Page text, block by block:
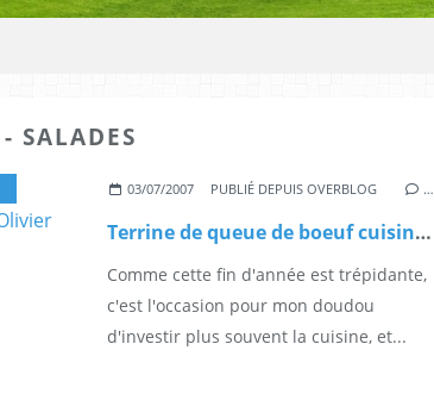
SALADES
03/07/2007 PUBLIÉ DEPUIS OVERBLOG …
Terrine de queue de boeuf cuisinée en exclusivité par Olivier
Comme cette fin d'année est trépidante,
c'est l'occasion pour mon doudou
d'investir plus souvent la cuisine, et...